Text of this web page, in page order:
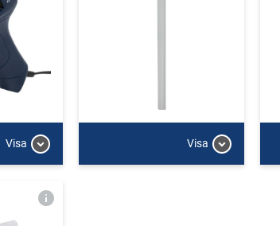
Visa Visa